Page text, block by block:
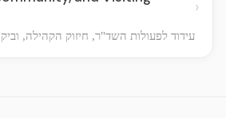
עידוד לפעולות השד"ר, חיזוק הקהילה,
›